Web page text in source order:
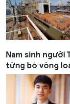
Nam sinh người
từng bỏ vòng